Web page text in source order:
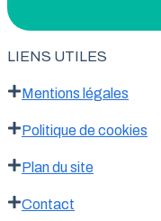
LIENS UTILES
Mentions légales
Politique de cookies
Plan du site
Contact